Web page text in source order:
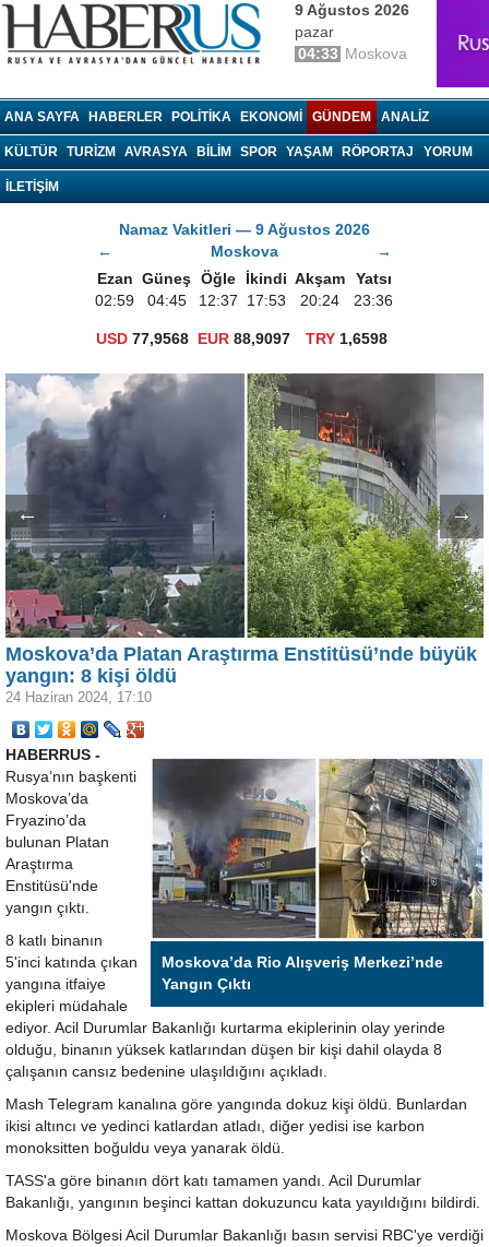
9 Ağustos 2026
pazar
04:33 Moskova
ANA SAYFA HABERLER POLITIKA EKONOMI GÜNDEM ANALIZ
KÜLTÜR TURIZM AVRASYA BILIM SPOR YAŞAM RÖPORTAJ YORUM
İLETİŞİM
Namaz Vakitleri — 9 Ağustos 2026
←
Moskova
→
Ezan Güneş Öğle İkindi Akşam
Yatsı
02:59
04:45 12:37 17:53 20:24 23:36
USD 77,9568 EUR 88,9097 TRY1,6598
← →
Moskova’da Platan Araştırma Enstitüsü’nde büyük
yangın: 8 kişi öldü
24 Haziran 2024, 17:10
Moskova’da Rio Alışveriş Merkezi’nde
Yangın Çıktı
HABERRUS -
Rusya’nın başkenti
Moskova’da
Fryazino’da
bulunan Platan
Araştırma
Enstitüsü'nde
yangın çıktı.
8 katlı binanın
5'inci katında çıkan
yangına itfaiye
ekipleri müdahale
ediyor. Acil Durumlar Bakanlığı kurtarma ekiplerinin olay yerinde
olduğu, binanın yüksek katlarından düşen bir kişi dahil olayda 8
çalışanın cansız bedenine ulaşıldığını açıkladı.
Mash Telegram kanalına göre yangında dokuz kişi öldü. Bunlardan
ikisi altıncı ve yedinci katlardan atladı, diğer yedisi ise karbon
monoksitten boğuldu veya yanarak öldü.
TASS'a göre binanın dört katı tamamen yandı. Acil Durumlar
Bakanlığı, yangının beşinci kattan dokuzuncu kata yayıldığını bildirdi.
Moskova Bölgesi Acil Durumlar Bakanlığı basın servisi RBC'ye verdiği